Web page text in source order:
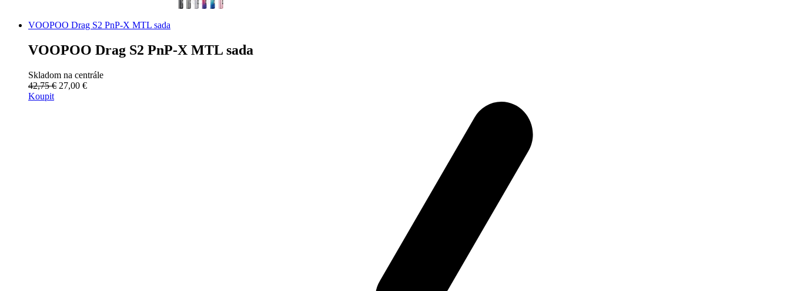
VOOPOO Drag S2 PnP-X MTL sada
VOOPOO Drag S2 PnP-X MTL sada
Skladom na centrále
42,75 € 27,00 €
Koupit